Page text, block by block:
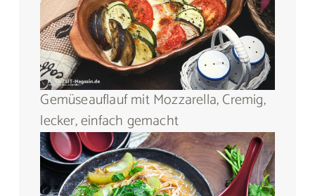
Gemüseauflauf mit Mozzarella, Cremig,
lecker, einfach gemacht